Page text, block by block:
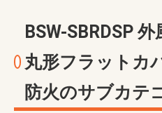
BSW-SBRDSP
丸形フラットカ
防火のサブカテ